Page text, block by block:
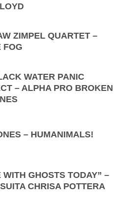
ZIMPEL QUARTET –
FOG
WATER PANIC
– ALPHA PRO BROKEN
– HUMANIMALS!
WITH GHOSTS TODAY” –
CHRISA POTTERA